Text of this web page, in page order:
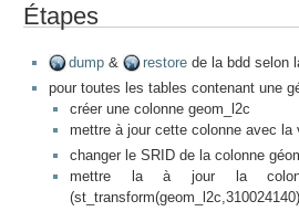
Étapes
dump& restorede la bdd selon
pour toutes les tables contenant une
créer une colonne geom_l2c
mettre à jour cette colonne avec la
changer le SRID de la colonne
mettre la à jour la
(st_transform(geom_l2c,310024140)